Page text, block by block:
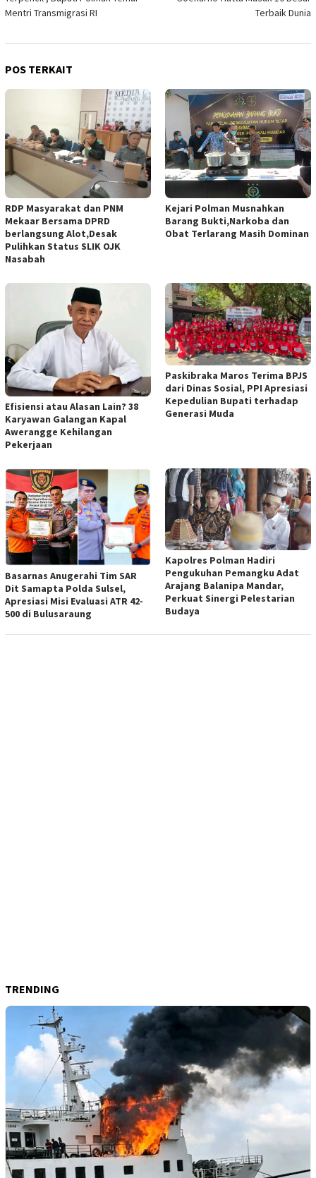
Mentri Transmigrasi RI
Terbaik Dunia
POS TERKAIT
RDP Masyarakat dan PNM
Mekaar Bersama DPRD
berlangsung Alot,Desak
Pulihkan Status SLIK OJK
Nasabah
Kejari Polman Musnahkan
Barang Bukti,Narkoba dan
Obat Terlarang Masih Dominan
Efisiensi atau Alasan Lain? 38
Karyawan Galangan Kapal
Awerangge Kehilangan
Pekerjaan
Paskibraka Maros Terima BPJS
dari Dinas Sosial, PPI Apresiasi
Kepedulian Bupati terhadap
Generasi Muda
Basarnas Anugerahi Tim SAR
Dit Samapta Polda Sulsel,
Apresiasi Misi Evaluasi ATR 42-
500 di Bulusaraung
Kapolres Polman Hadiri
Pengukuhan Pemangku Adat
Arajang Balanipa Mandar,
Perkuat Sinergi Pelestarian
Budaya
TRENDING